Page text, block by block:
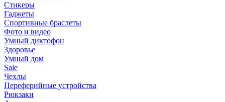
Стикеры
Гаджеты
Спортивные браслеты
Фото и видео
Умный диктофон
Здоровье
Умный дом
Sale
Чехлы
Переферийные устройства
Рюкзаки